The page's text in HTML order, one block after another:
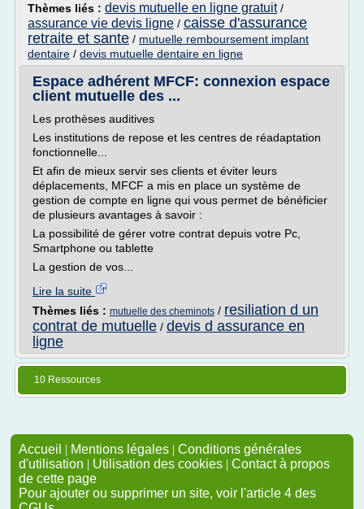
Thèmes liés : devis mutuelle en ligne gratuit/
assurance vie devis ligne / caisse d'assurance
retraite et sante / mutuelle remboursement implant
dentaire / devis mutuelle dentaire en ligne
Espace adhérent MFCF: connexion espace
client mutuelle des ...
Les prothèses auditives
Les institutions de repose et les centres de réadaptation
fonctionnelle...
Et afin de mieux servir ses clients et éviter leurs
déplacements, MFCF a mis en place un système de
gestion de compte en ligne qui vous permet de bénéficier
de plusieurs avantages à savoir :
La possibilité de gérer votre contrat depuis votre Pc,
Smartphone ou tablette
La gestion de vos...
Lire la suite
Thèmes liés : mutuelle des cheminots / resiliation d un
contrat de mutuelle / devis d assurance en
ligne
10 Ressources
Accueil | Mentions légales | Conditions générales
d'utilisation | Utilisation des cookies | Contact à propos
de cette page
Pour ajouter ou supprimer un site, voir l'article 4 des